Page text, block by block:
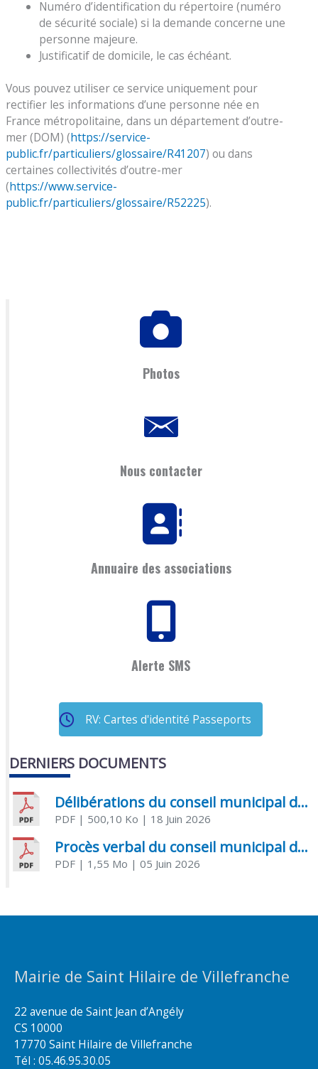
Numéro d’identification du répertoire (numéro
de sécurité sociale) si la demande concerne une
personne majeure.
Justificatif de domicile, le cas échéant.
Vous pouvez utiliser ce service uniquement pour
rectifier les informations d’une personne née en
France métropolitaine, dans un département d’outre-
mer (DOM) (https://service-
public.fr/particuliers/glossaire/R41207) ou dans
certaines collectivités d’outre-mer
(https://www.service-
public.fr/particuliers/glossaire/R52225).
Photos
Nous contacter
Annuaire des associations
Alerte SMS
RV: Cartes d'identité Passeports
DERNIERS DOCUMENTS
Délibérations du conseil municipal du 18 juin 2026
PDF| 500,10 Ko | 18 Juin 2026
Procès verbal du conseil municipal du 05 juin 2026
PDF| 1,55 Mo | 05 Juin 2026
Mairie de Saint Hilaire de Villefranche
22 avenue de Saint Jean d’Angély
CS 10000
17770 Saint Hilaire de Villefranche
Tél : 05.46.95.30.05